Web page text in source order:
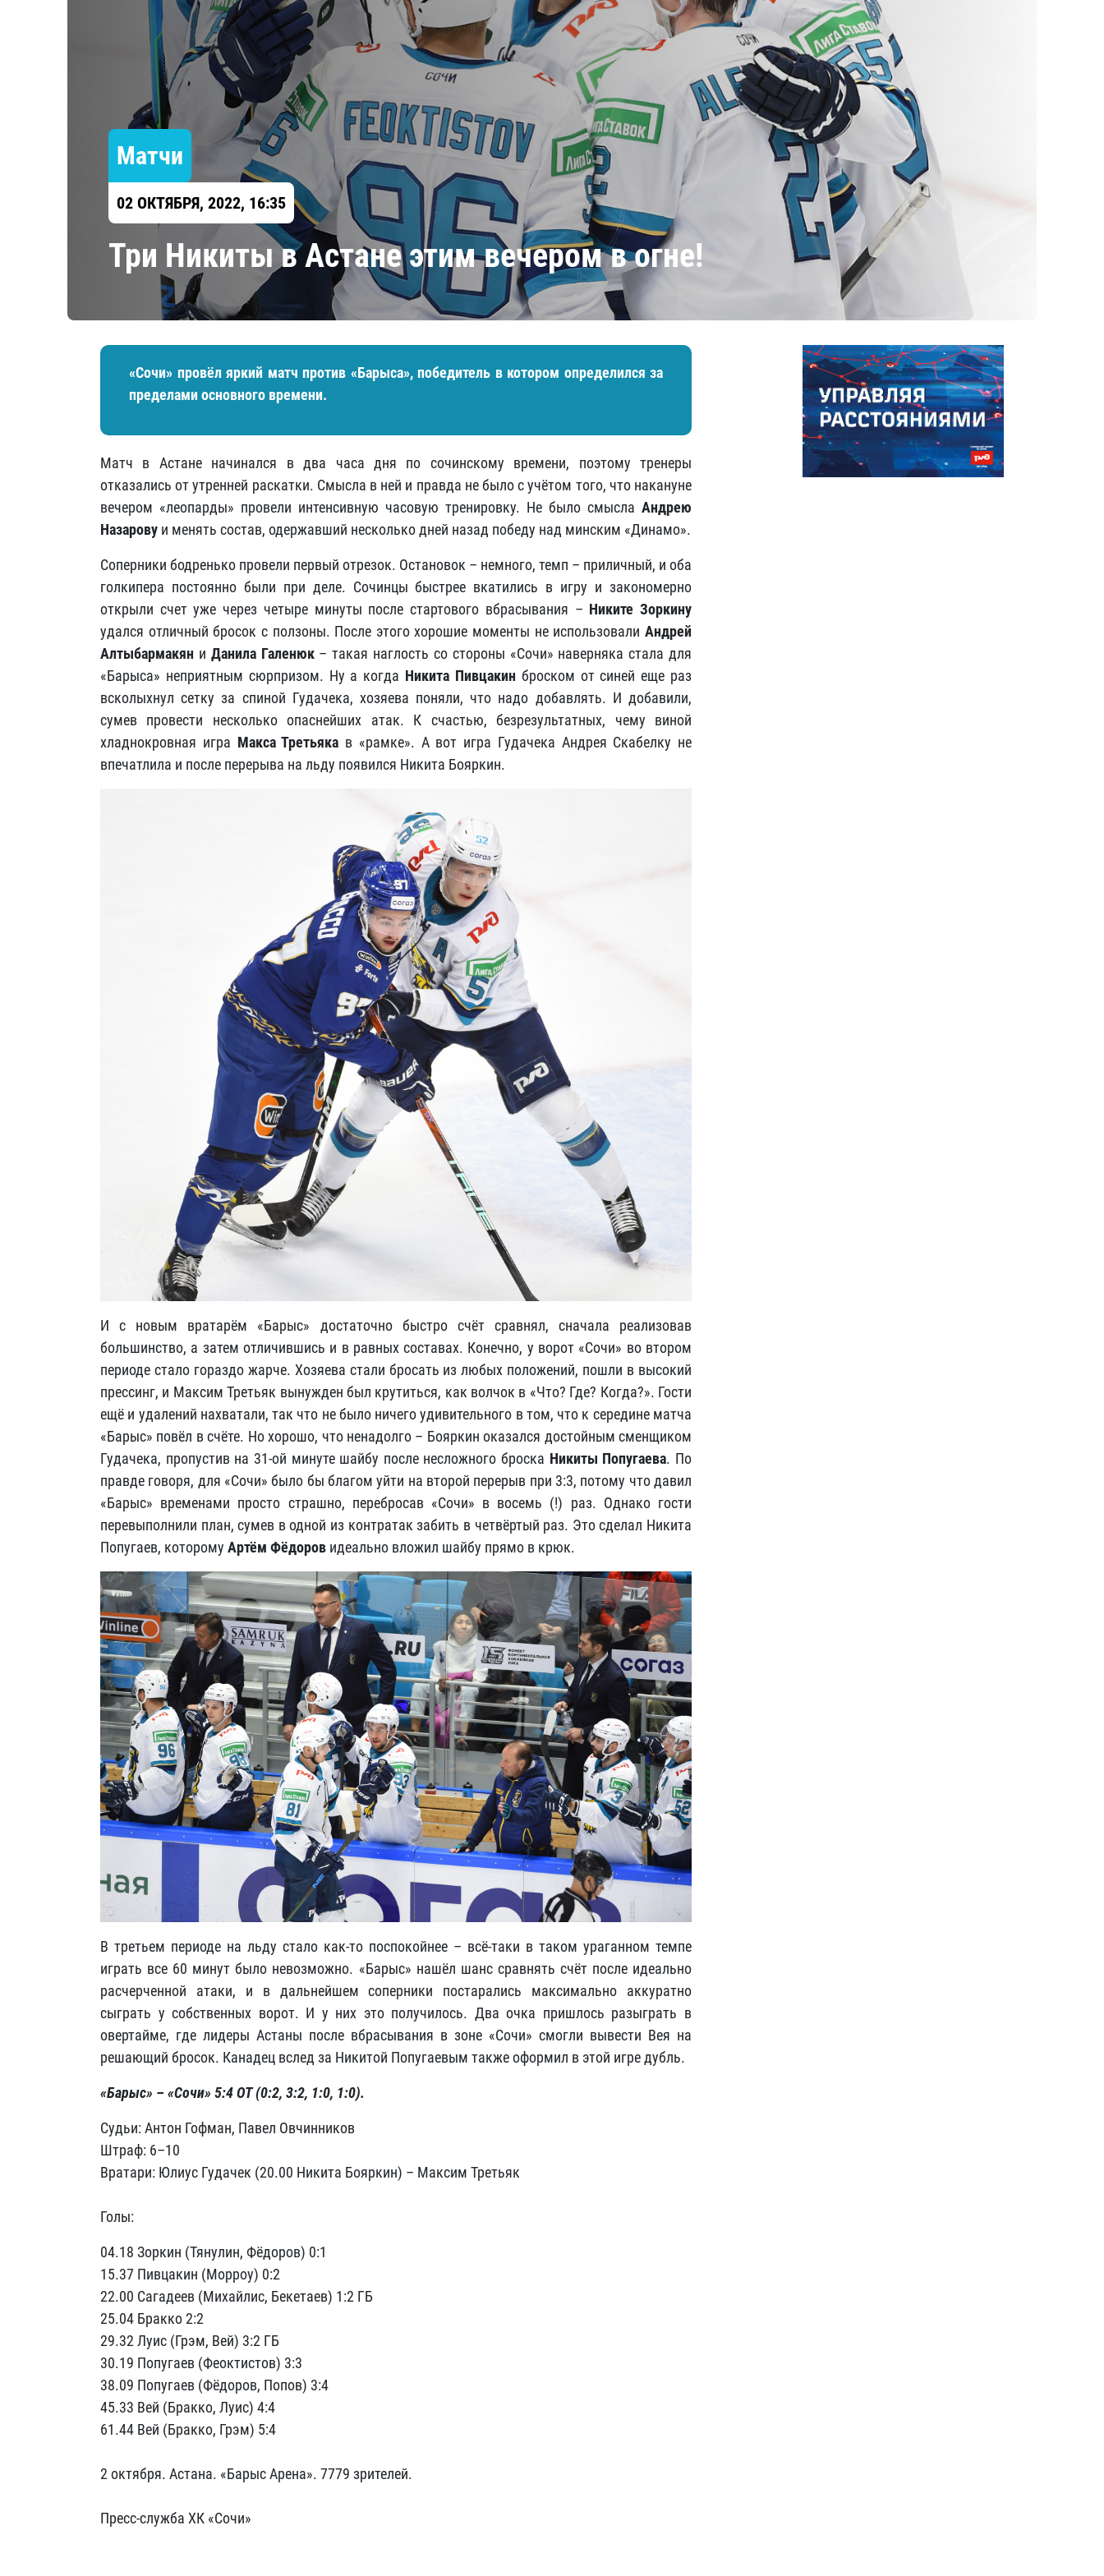
Локомотив
Северсталь
ЦСКА
Шанхайские Драконы
Амур
Барыс
Салават Юлаев
Матчи
02 ОКТЯБРЯ, 2022, 16:35
Три Никиты в Астане этим вечером в огне!
«Сочи» провёл яркий матч против «Барыса», победитель в котором определился за
пределами основного времени.
Матч в Астане начинался в два часа дня по сочинскому времени, поэтому тренеры
отказались от утренней раскатки. Смысла в ней и правда не было с учётом того, что накануне
вечером «леопарды» провели интенсивную часовую тренировку. Не было смысла Андрею
Назарову и менять состав, одержавший несколько дней назад победу над минским «Динамо».
Соперники бодренько провели первый отрезок. Остановок – немного, темп – приличный, и оба
голкипера постоянно были при деле. Сочинцы быстрее вкатились в игру и закономерно
открыли счет уже через четыре минуты после стартового вбрасывания – Никите Зоркину
удался отличный бросок с ползоны. После этого хорошие моменты не использовали Андрей
Алтыбармакян и Данила Галенюк– такая наглость со стороны «Сочи» наверняка стала для
«Барыса» неприятным сюрпризом. Ну а когда Никита Пивцакин броском от синей еще раз
всколыхнул сетку за спиной Гудачека, хозяева поняли, что надо добавлять. И добавили,
сумев провести несколько опаснейших атак. К счастью, безрезультатных, чему виной
хладнокровная игра Макса Третьяка в «рамке». А вот игра Гудачека Андрея Скабелку не
впечатлила и после перерыва на льду появился Никита Бояркин.
И с новым вратарём «Барыс» достаточно быстро счёт сравнял, сначала реализовав
большинство, а затем отличившись и в равных составах. Конечно, у ворот «Сочи» во втором
периоде стало гораздо жарче. Хозяева стали бросать из любых положений, пошли в высокий
прессинг, и Максим Третьяк вынужден был крутиться, как волчок в «Что? Где? Когда?». Гости
ещё и удалений нахватали, так что не было ничего удивительного в том, что к середине матча
«Барыс» повёл в счёте. Но хорошо, что ненадолго – Бояркин оказался достойным сменщиком
Гудачека, пропустив на 31-ой минуте шайбу после несложного броска Никиты Попугаева. По
правде говоря, для «Сочи» было бы благом уйти на второй перерыв при 3:3, потому что давил
«Барыс» временами просто страшно, перебросав «Сочи» в восемь (!) раз. Однако гости
перевыполнили план, сумев в одной из контратак забить в четвёртый раз. Это сделал Никита
Попугаев, которому Артём Фёдоров идеально вложил шайбу прямо в крюк.
В третьем периоде на льду стало как-то поспокойнее – всё-таки в таком ураганном темпе
играть все 60 минут было невозможно. «Барыс» нашёл шанс сравнять счёт после идеально
расчерченной атаки, и в дальнейшем соперники постарались максимально аккуратно
сыграть у собственных ворот. И у них это получилось. Два очка пришлось разыграть в
овертайме, где лидеры Астаны после вбрасывания в зоне «Сочи» смогли вывести Вея на
решающий бросок. Канадец вслед за Никитой Попугаевым также оформил в этой игре дубль.
«Барыс» – «Сочи» 5:4 ОТ (0:2, 3:2, 1:0, 1:0).
Судьи: Антон Гофман, Павел Овчинников
Штраф: 6–10
Вратари: Юлиус Гудачек (20.00 Никита Бояркин) – Максим Третьяк
Голы:
04.18 Зоркин (Тянулин, Фёдоров) 0:1
15.37 Пивцакин (Морроу) 0:2
22.00 Сагадеев (Михайлис, Бекетаев) 1:2 ГБ
25.04 Бракко 2:2
29.32 Луис (Грэм, Вей) 3:2 ГБ
30.19 Попугаев (Феоктистов) 3:3
38.09 Попугаев (Фёдоров, Попов) 3:4
45.33 Вей (Бракко, Луис) 4:4
61.44 Вей (Бракко, Грэм) 5:4
2 октября. Астана. «Барыс Арена». 7779 зрителей.
Пресс-служба ХК «Сочи»